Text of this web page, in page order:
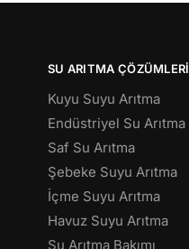
SU ARITMA ÇÖZÜMLERI
Kuyu Suyu Arıtma
Endüstriyel Su Arıtma
Saf Su Arıtma
Şebeke Suyu Arıtma
İçme Suyu Arıtma
Havuz Suyu Arıtma
Su Arıtma Bakımı